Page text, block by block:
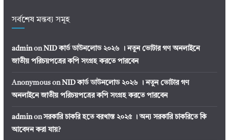
সর্বশেষ মন্তব্য সমূহ
adminonNID কার্ড ডাউনলোড ২০২৬ । নতুন ভোটার গণ অনলাইনে
জাতীয় পরিচয়পত্রের কপি সংগ্রহ করতে পারবেন
AnonymousonNID কার্ড ডাউনলোড ২০২৬ । নতুন ভোটার গণ
অনলাইনে জাতীয় পরিচয়পত্রের কপি সংগ্রহ করতে পারবেন
adminonসরকারি চাকরি হতে বরখাস্ত ২০২৫ । অন্য সরকারি চাকরিতে কি
আবেদন করা যায়?